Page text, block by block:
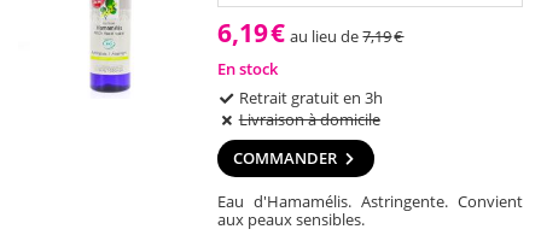
6,19€ au lieu de7,19€
En stock
Retrait gratuit en 3h
Livraison à domicile
COMMANDER
Eau d'Hamamélis. Astringente. Convient
aux peaux sensibles.